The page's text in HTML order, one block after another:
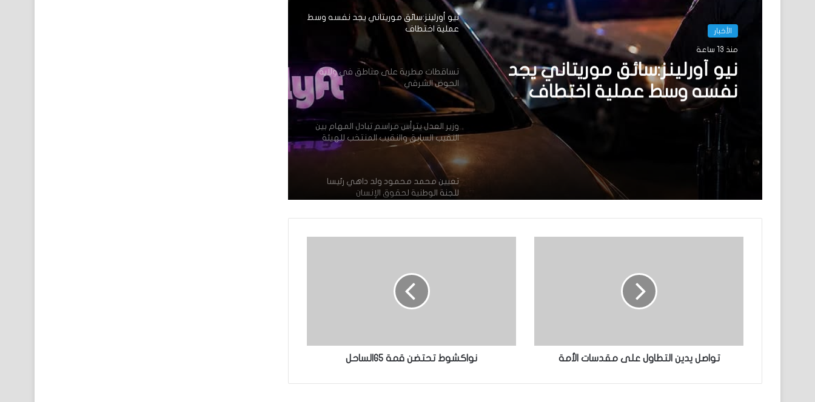
الأخبار
منذ 13 ساعة
نيو أورلينز:سائق موريتاني يجد
نفسه وسط عملية اختطاف
نيو أورلينز:سائق موريتاني يجد نفسه وسط
عملية اختطاف
تساقطات مطرية على مناطق في ولاية
الحوض الشرقي
وزير العدل يترأس مراسم تبادل المهام بين
النقيب السابق والنقيب المنتخب للهيئة
الوطنية للمحامين
تعيين محمد محمود ولد داهي رئيسا
للجنة الوطنية لحقوق الإنسان
إشادة بكفاءة المهندس محمد سليمان ولد
توقع عواصف رعدية قوية على جنوب
غرب موريتانيا وشمال السنغال
الإخباري ينشر بيان مجلس الوزراء
تواصل يدين التطاول على مقدسات الأمة نواكشوط تحتضن قمة G5الساحل